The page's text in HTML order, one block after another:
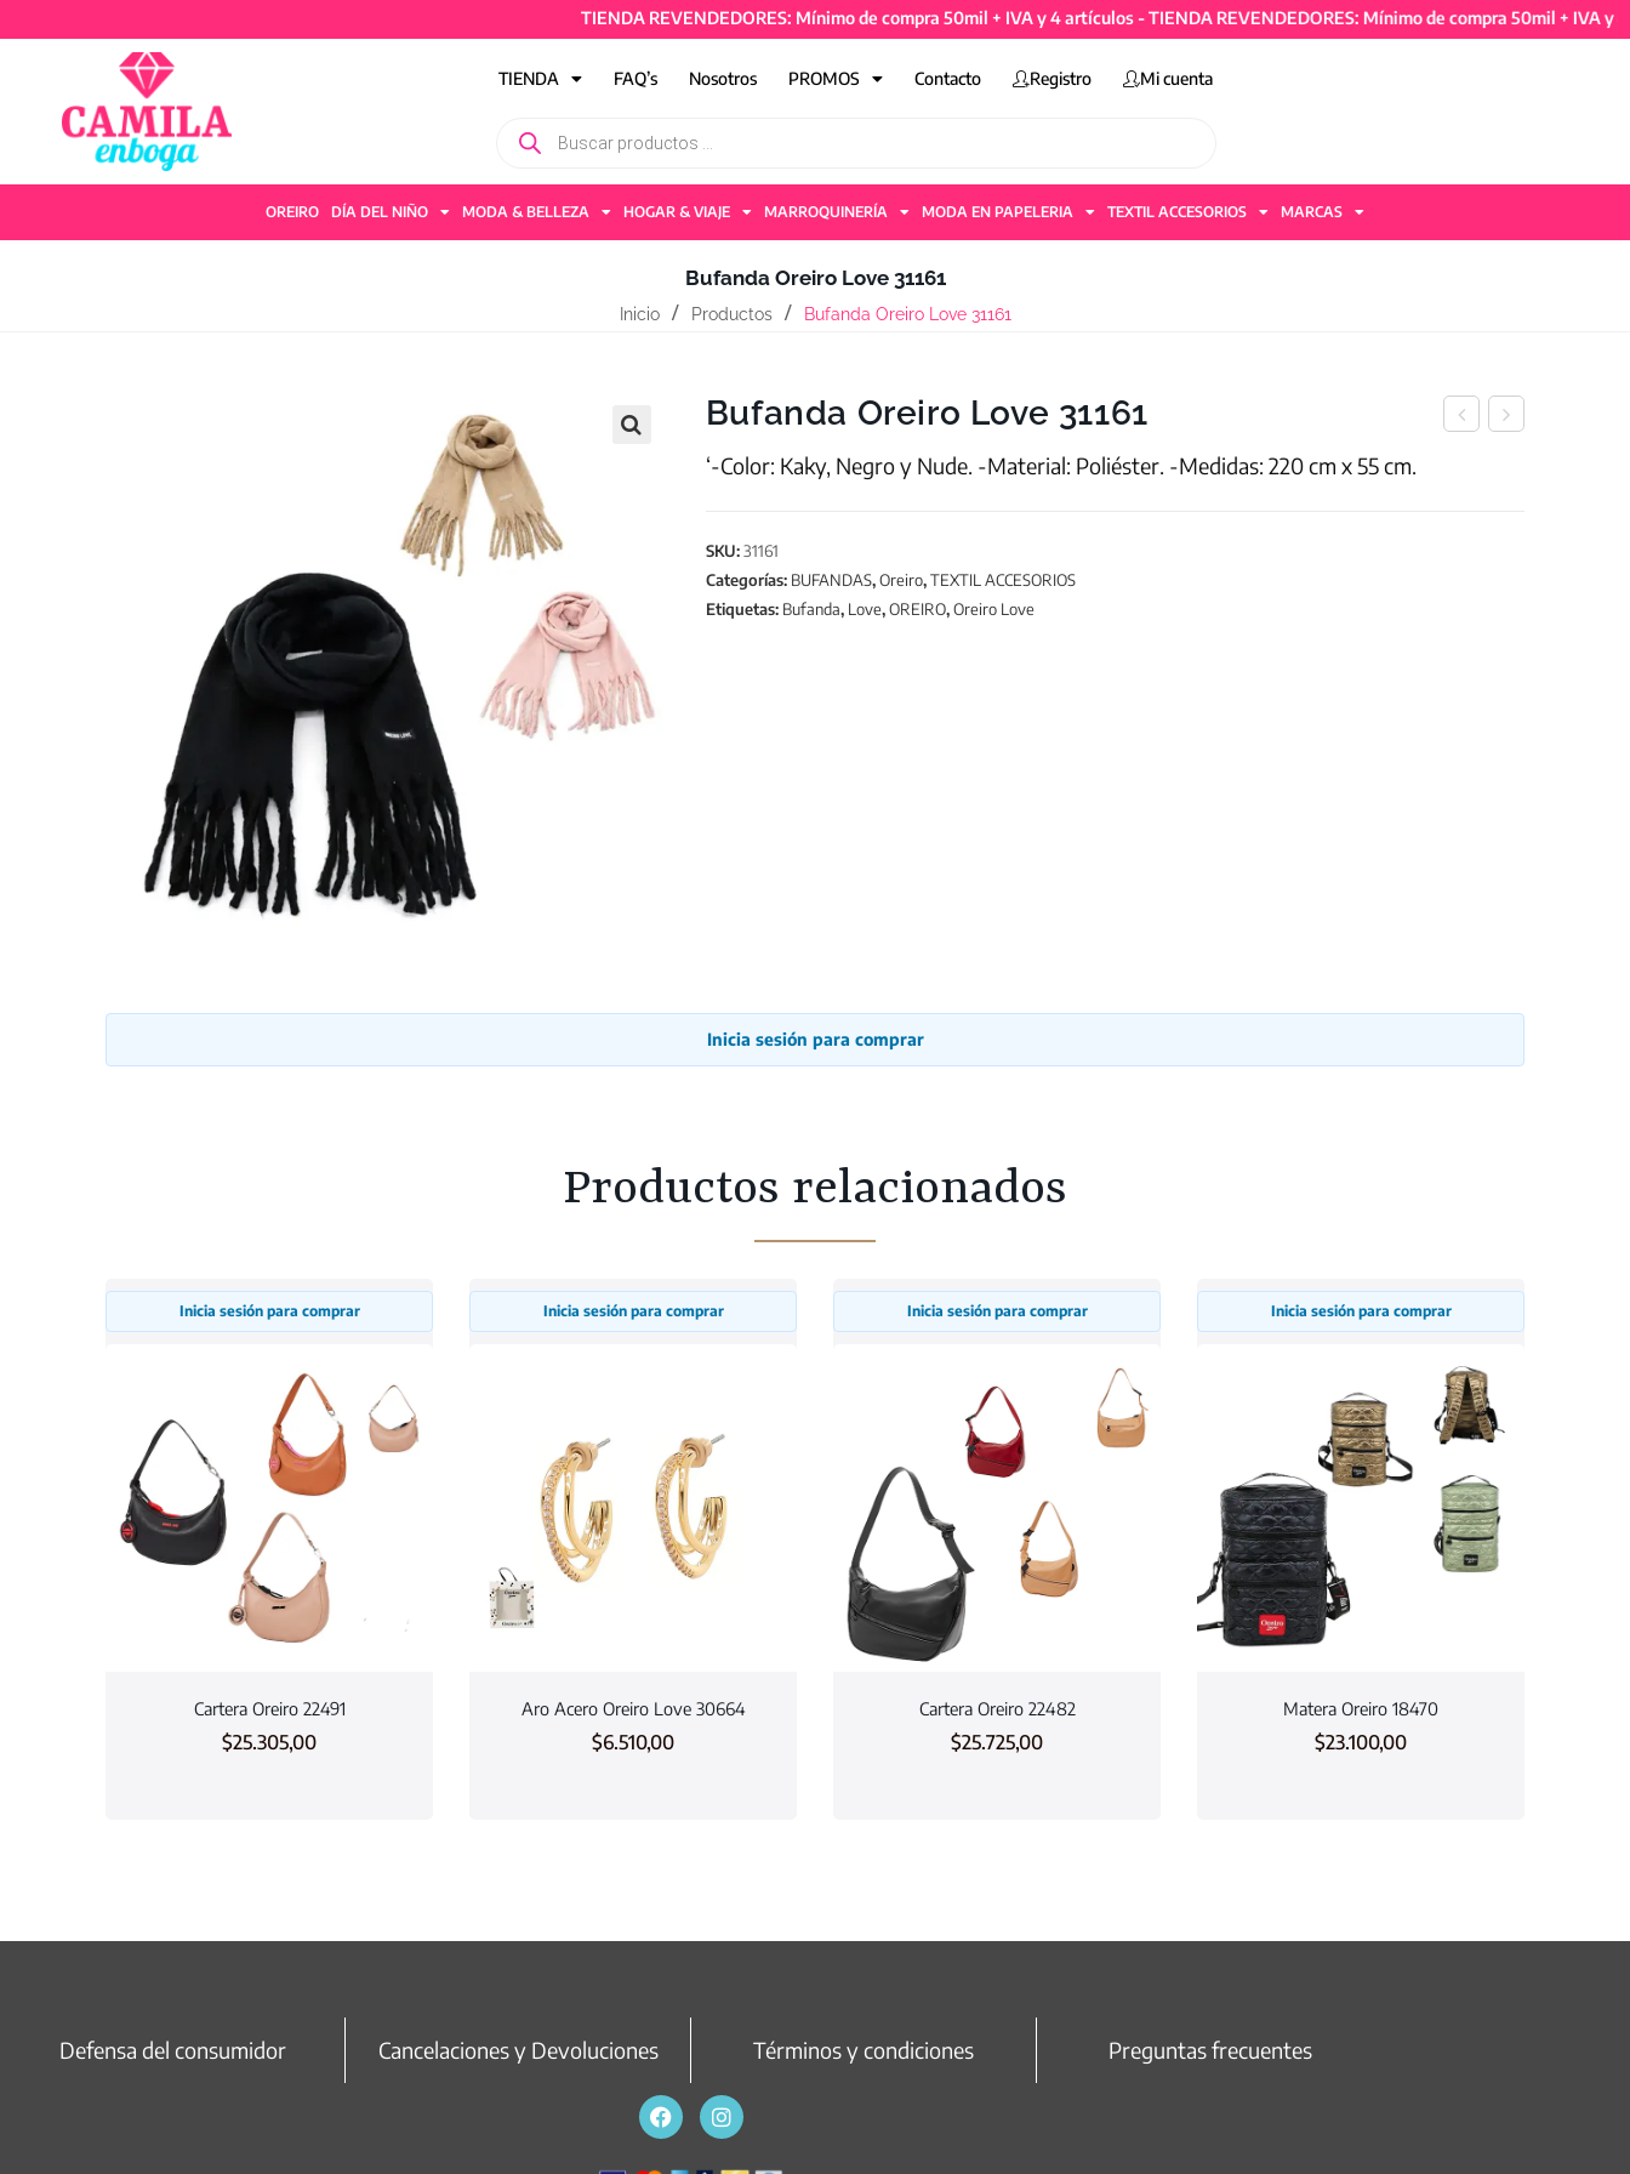
TIENDA REVENDEDORES: Mínimo de compra 50mil + IVA y 4 artículos - TIENDA REVENDEDORES: Mínimo de compra 50mil + IVA y 4
TIENDA FAQ’s Nosotros PROMOS Contacto Registro Mi cuenta
OREIRO DÍA DEL NIÑO MODA & BELLEZA HOGAR & VIAJE MARROQUINERÍA MODA EN PAPELERIA TEXTIL ACCESORIOS MARCAS
Bufanda Oreiro Love 31161
Inicio Productos Bufanda Oreiro Love 31161
Bufanda Oreiro Love 31161
‘-Color: Kaky, Negro y Nude. -Material: Poliéster. -Medidas: 220 cm x 55 cm.
SKU:31161
Categorías: BUFANDAS,Oreiro,TEXTIL ACCESORIOS
Etiquetas: Bufanda, Love,OREIRO,Oreiro Love
Inicia sesión para comprar
Productos relacionados
Inicia sesión para comprar
Cartera Oreiro 22491
$25.305,00
Inicia sesión para comprar
Aro Acero Oreiro Love 30664
$6.510,00
Inicia sesión para comprar
Cartera Oreiro 22482
$25.725,00
Inicia sesión para comprar
Matera Oreiro 18470
$23.100,00
Defensa del consumidor Cancelaciones y Devoluciones Términos y condiciones Preguntas frecuentes